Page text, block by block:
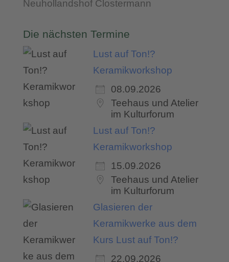
Die nächsten Termine
Lust auf Ton!?
Keramikworkshop
08.09.2026
Teehaus und Atelier
im Kulturforum
Lust auf Ton!?
Keramikworkshop
15.09.2026
Teehaus und Atelier
im Kulturforum
Glasieren der
Keramikwerke aus dem
Kurs Lust auf Ton!?
22.09.2026